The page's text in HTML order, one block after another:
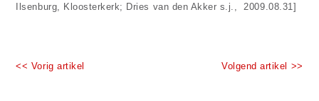
Ilsenburg, Kloosterkerk; Dries van den Akker s.j., 2009.08.31]
<< Vorig artikel Volgend artikel >>